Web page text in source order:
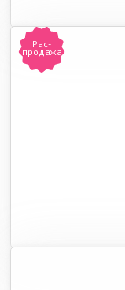
Рас-
продажа